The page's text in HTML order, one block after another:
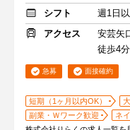
シフト
週1日
アクセス
安芸矢
徒歩4分
急募 面接確約
短期（1ヶ月以内OK）
副業・Ｗワーク歓迎
ネ